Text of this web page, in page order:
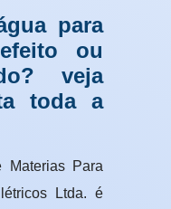
para
ou
veja
toda a
Materias Para
Ltda. é